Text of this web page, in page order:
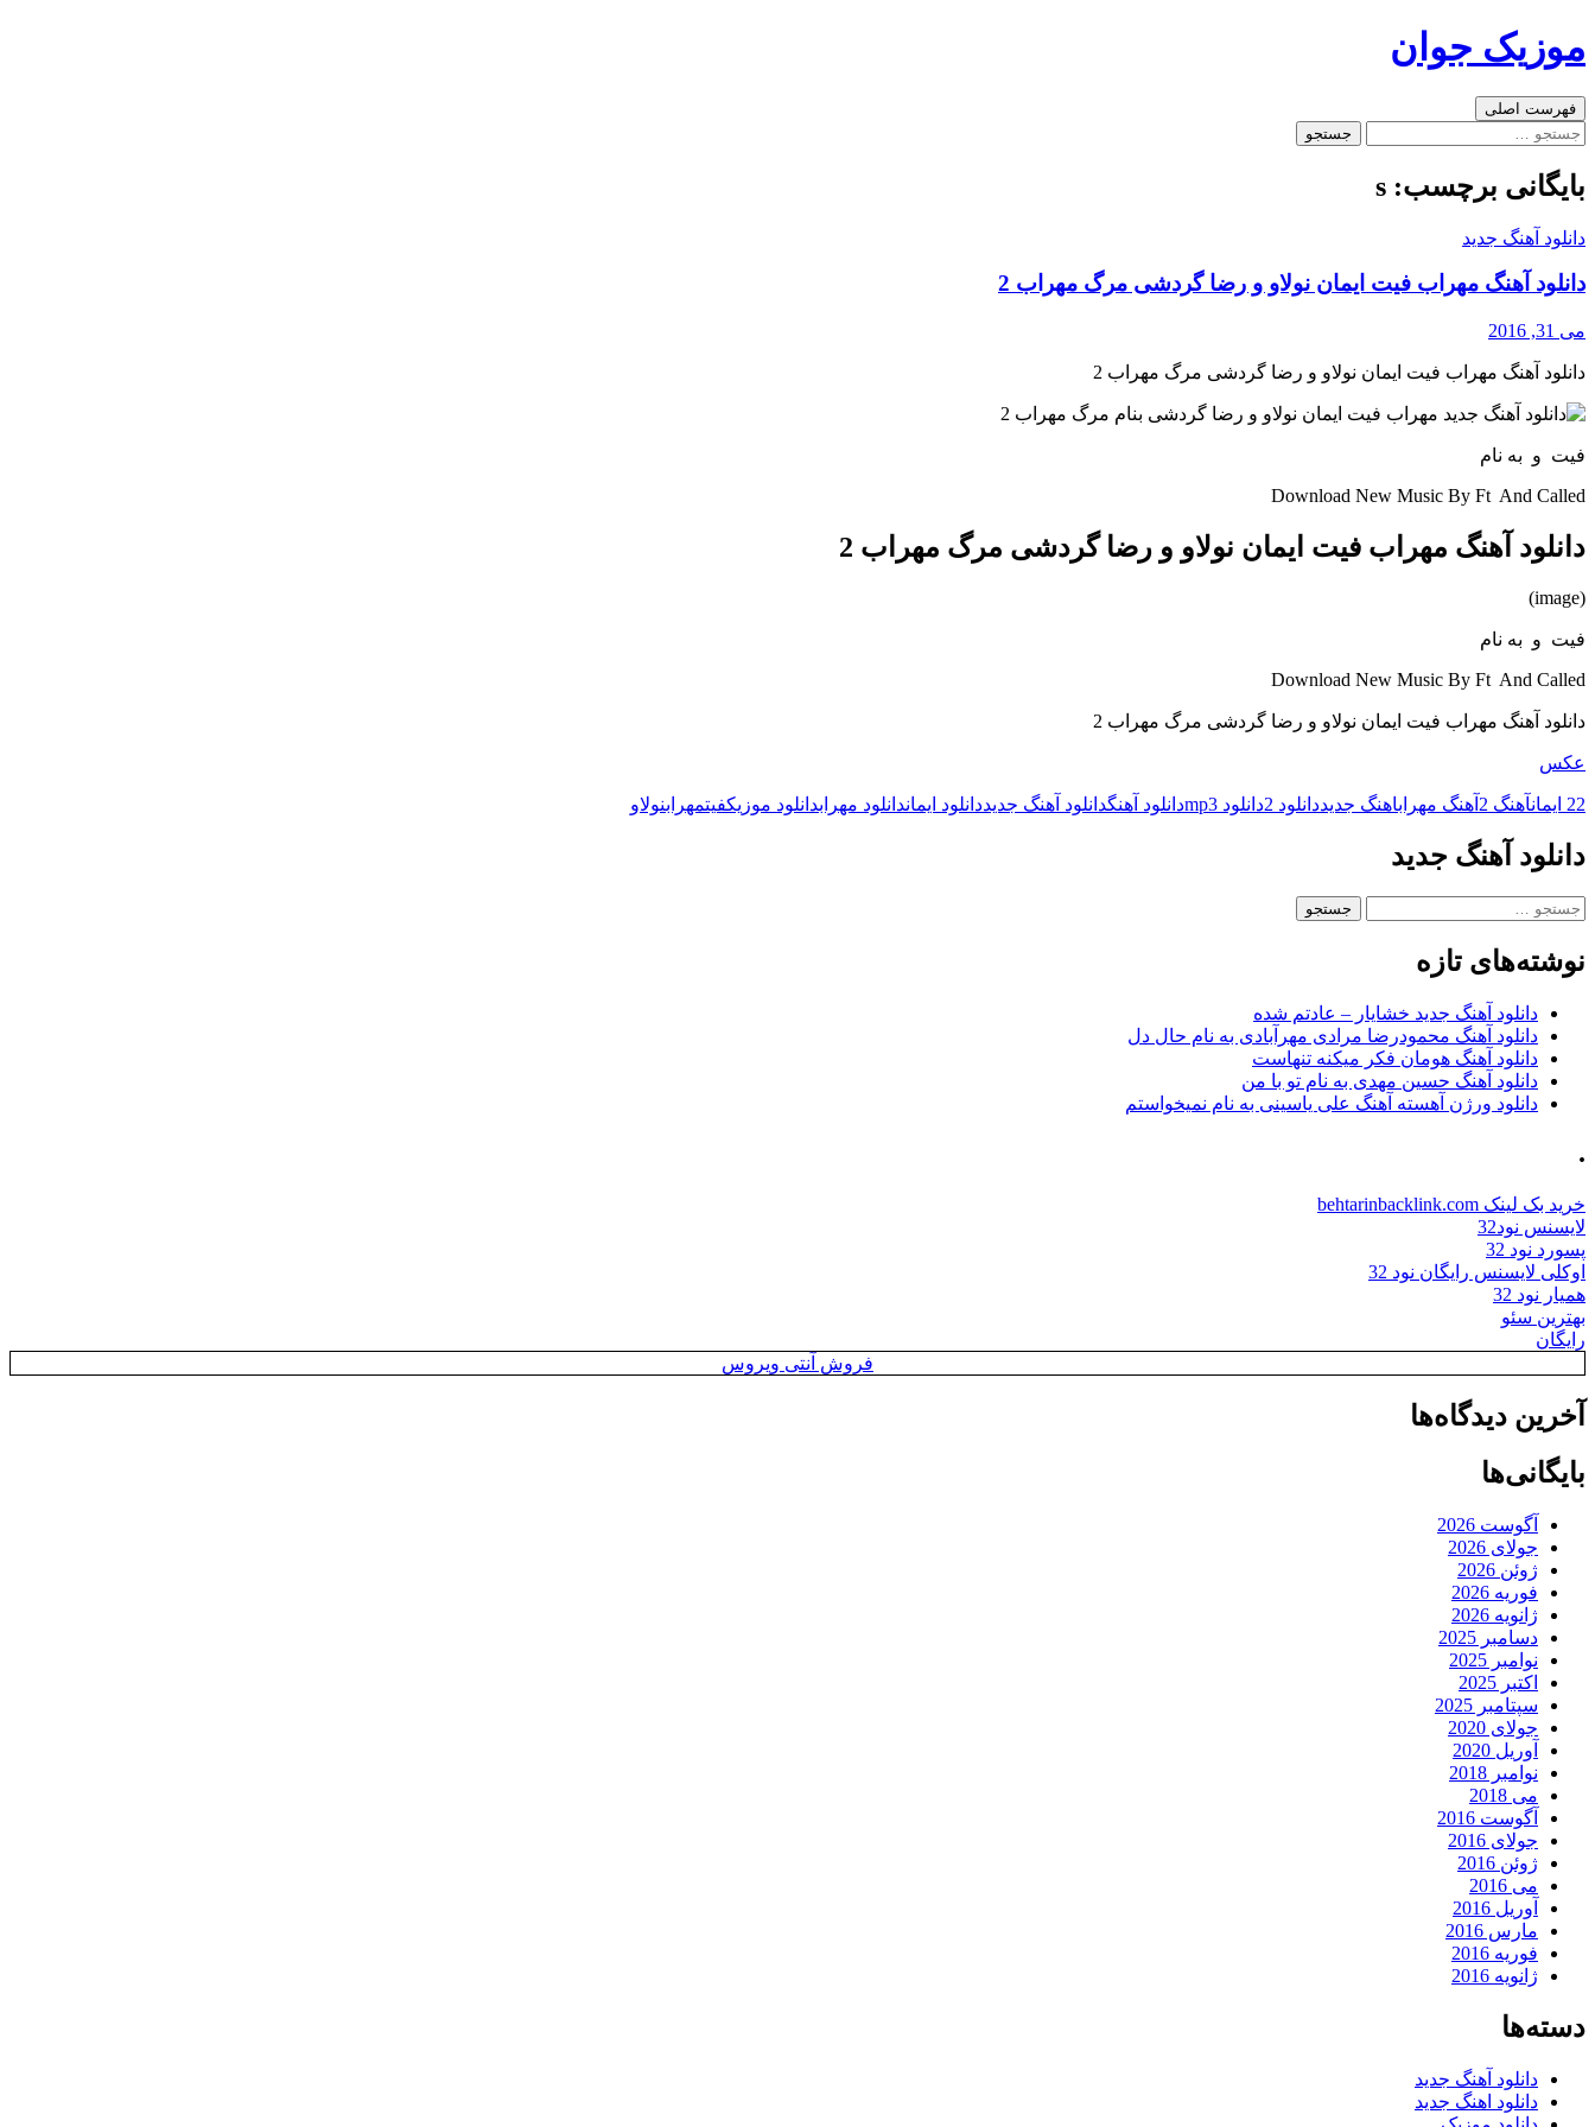
به
موزیک جوان
جست‌وجو
فهرست اصلی
جستجو
بایگانی برچسب: s
دانلود آهنگ جدید
دانلود آهنگ مهراب فیت ایمان نولاو و رضا گردشی مرگ مهراب 2
می 31, 2016
دانلود آهنگ مهراب فیت ایمان نولاو و رضا گردشی مرگ مهراب 2
فیت و به نام
Download New Music By Ft And Called
دانلود آهنگ مهراب فیت ایمان نولاو و رضا گردشی مرگ مهراب 2
(image)
فیت و به نام
Download New Music By Ft And Called
دانلود آهنگ مهراب فیت ایمان نولاو و رضا گردشی مرگ مهراب 2
عکس
22 ایمان آهنگ 2 آهنگ مهراباهنگ جدیددانلود 2 دانلود mp3 دانلود آهنگدانلود آهنگ جدیددانلود ایماندانلود مهرابدانلود موزیکفیتمهرابنولاو
دانلود آهنگ جدید
جستجو
نوشته‌های تازه
دانلود آهنگ جدید خشایار – عادتم شده
دانلود آهنگ محمودرضا مرادی مهرآبادی به نام حال دل
دانلود آهنگ هومان فکر میکنه تنهاست
دانلود آهنگ حسین مهدی به نام تو با من
دانلود ورژن آهسته آهنگ علی یاسینی به نام نمیخواستم
.
خرید بک لینک behtarinbacklink.com
لایسنس نود32
پسورد نود 32
اوکلی لایسنس رایگان نود 32
همیار نود 32
بهترین سئو
رایگان
فروش آنتی ویروس
آخرین دیدگاه‌ها
بایگانی‌ها
آگوست 2026
جولای 2026
ژوئن 2026
فوریه 2026
ژانویه 2026
دسامبر 2025
نوامبر 2025
اکتبر 2025
سپتامبر 2025
جولای 2020
آوریل 2020
نوامبر 2018
می 2018
آگوست 2016
جولای 2016
ژوئن 2016
می 2016
آوریل 2016
مارس 2016
فوریه 2016
ژانویه 2016
دسته‌ها
دانلود آهنگ جدید
دانلود اهنگ جدید